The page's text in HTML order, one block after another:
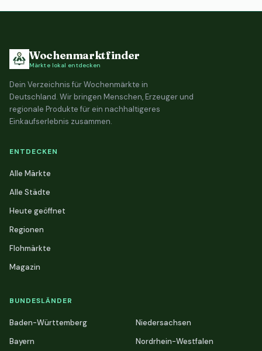
Wochenmarktfinder
Märkte lokal entdecken
Dein Verzeichnis für Wochenmärkte in
Deutschland. Wir bringen Menschen, Erzeuger und
regionale Produkte für ein nachhaltigeres
Einkaufserlebnis zusammen.
ENTDECKEN
Alle Märkte
Alle Städte
Heute geöffnet
Regionen
Flohmärkte
Magazin
BUNDESLÄNDER
Baden-Württemberg
Bayern
Niedersachsen
Nordrhein-Westfalen